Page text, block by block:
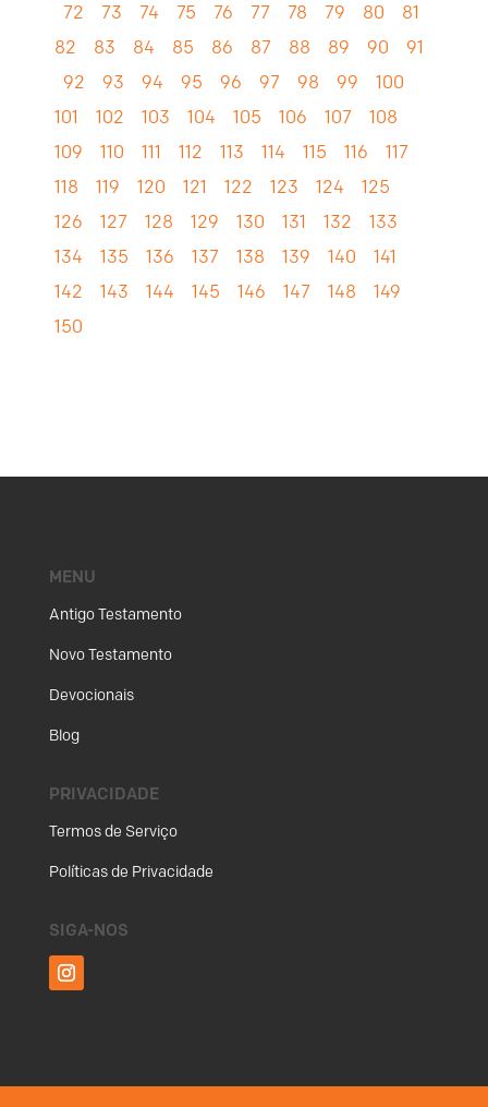
72
73 74 75 76 77 78 79 80
81
82
83 84 85 86 87 88 89 90
91
92
93 94 95 96 97 98 99
100
101
102 103 104 105 106 107
108
109
110 111 112 113 114 115 116
117
118
119 120 121 122 123 124
125
126
127 128 129 130 131 132
133
134
135 136 137 138 139 140
141
142
143 144 145 146 147 148
149
150
MENU
Antigo Testamento
Novo Testamento
Devocionais
Blog
PRIVACIDADE
Termos de Serviço
Políticas de Privacidade
SIGA-NOS